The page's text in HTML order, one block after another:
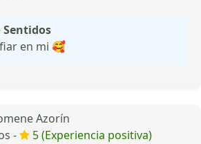
Sentidos
en mi 🥰
Azorín
-
5 (Experiencia positiva)